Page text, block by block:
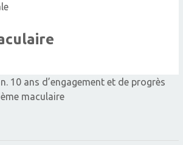
10 ans d’engagement et de progrès
maculaire